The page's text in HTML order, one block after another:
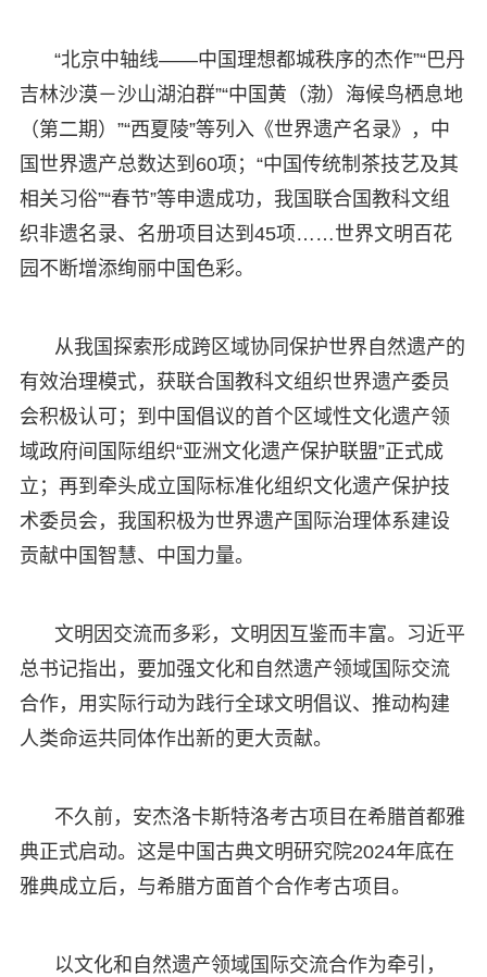
“北京中轴线——中国理想都城秩序的杰作”“巴丹
吉林沙漠－沙山湖泊群”“中国黄（渤）海候鸟栖息地
（第二期）”“西夏陵”等列入《世界遗产名录》，中
国世界遗产总数达到60项；“中国传统制茶技艺及其
相关习俗”“春节”等申遗成功，我国联合国教科文组
织非遗名录、名册项目达到45项……世界文明百花
园不断增添绚丽中国色彩。
从我国探索形成跨区域协同保护世界自然遗产的
有效治理模式，获联合国教科文组织世界遗产委员
会积极认可；到中国倡议的首个区域性文化遗产领
域政府间国际组织“亚洲文化遗产保护联盟”正式成
立；再到牵头成立国际标准化组织文化遗产保护技
术委员会，我国积极为世界遗产国际治理体系建设
贡献中国智慧、中国力量。
文明因交流而多彩，文明因互鉴而丰富。习近平
总书记指出，要加强文化和自然遗产领域国际交流
合作，用实际行动为践行全球文明倡议、推动构建
人类命运共同体作出新的更大贡献。
不久前，安杰洛卡斯特洛考古项目在希腊首都雅
典正式启动。这是中国古典文明研究院2024年底在
雅典成立后，与希腊方面首个合作考古项目。
以文化和自然遗产领域国际交流合作为牵引，